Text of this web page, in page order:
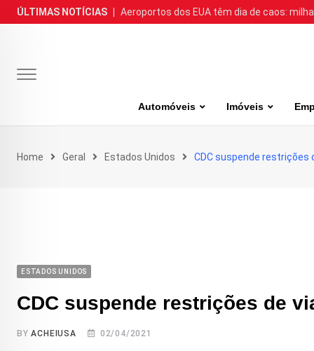
Skip
to
ÚLTIMAS NOTÍCIAS Aeroportos dos EUA têm dia de caos:
Automóveis Imóveis
Home Geral Estados Unidos CDC suspende restrições
ESTADOS UNIDOS
CDC suspende restrições de
BYACHEIUSA 02/04/2021